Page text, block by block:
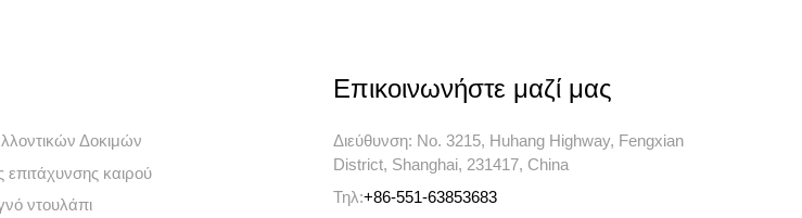
Δοκιμών
καιρού
ντουλάπι
Επικοινωνήστε μαζί μας
Διεύθυνση: No. 3215, Huhang Highway, Fengxian
District, Shanghai, 231417, China
Τηλ:+86-551-63853683